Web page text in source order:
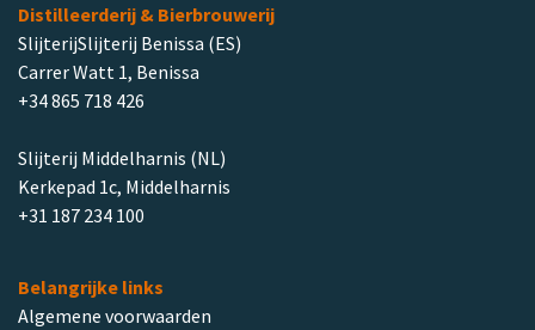
Distilleerderij & Bierbrouwerij
SlijterijSlijterij Benissa (ES)
Carrer Watt 1, Benissa
+34 865 718 426
Slijterij Middelharnis (NL)
Kerkepad 1c, Middelharnis
+31 187 234 100
Belangrijke links
Algemene voorwaarden